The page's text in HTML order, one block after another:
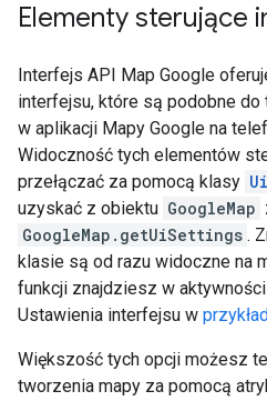
Elementy sterujące
Interfejs API Map Google
interfejsu, które są podobne do
w aplikacji Mapy Google na
Widoczność tych elementów
przełączać za pomocą klasy
uzyskać z obiektu GoogleMap
GoogleMap.getUiSettings .
klasie są od razu widoczne na
funkcji znajdziesz w
Ustawienia interfejsu w
Większość tych opcji możesz
tworzenia mapy za pomocą